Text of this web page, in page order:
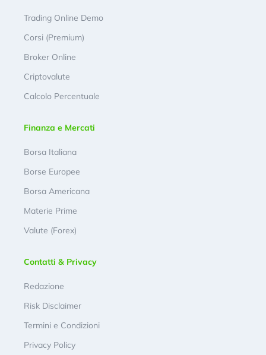
Trading Online Demo
Corsi (Premium)
Broker Online
Criptovalute
Calcolo Percentuale
Finanza e Mercati
Borsa Italiana
Borse Europee
Borsa Americana
Materie Prime
Valute (Forex)
Contatti & Privacy
Redazione
Risk Disclaimer
Termini e Condizioni
Privacy Policy